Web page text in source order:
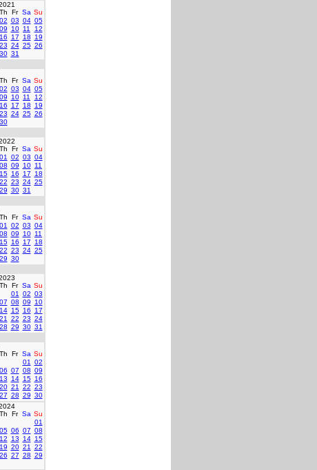
Th Fr Sa Su
02 03 04 05
09 10 11
12
16 17 18
19
23 24 25 26
30 31
Th Fr Sa Su
02 03 04 05
09 10 11
12
16 17 18
19
23 24 25 26
30
Th Fr Sa Su
01
02 03 04
08 09 10 11
15 16 17
18
22 23 24 25
29 30 31
Th Fr Sa Su
01
02 03 04
08 09 10 11
15 16 17
18
22 23 24 25
29 30
Th Fr Sa Su
01
02 03
07 08 09
10
14 15 16
17
21 22 23 24
28 29 30 31
Th Fr Sa Su
01
02
06 07 08 09
13 14 15 16
20 21 22 23
27 28 29 30
Th Fr Sa Su
01
05 06 07 08
12 13 14 15
19 20 21
22
26 27 28 29